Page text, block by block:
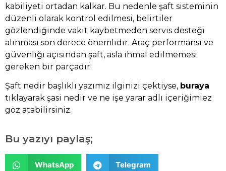
kabiliyeti ortadan kalkar. Bu nedenle şaft sisteminin
düzenli olarak kontrol edilmesi, belirtiler
gözlendiğinde vakit kaybetmeden servis desteği
alınması son derece önemlidir. Araç performansı ve
güvenliği açısından şaft, asla ihmal edilmemesi
gereken bir parçadır.
Şaft nedir başlıklı yazımız ilginizi çektiyse, buraya
tıklayarak şasi nedir ve ne işe yarar adlı içeriğimiez
göz atabilirsiniz.
Bu yazıyı paylaş;
WhatsApp Telegram